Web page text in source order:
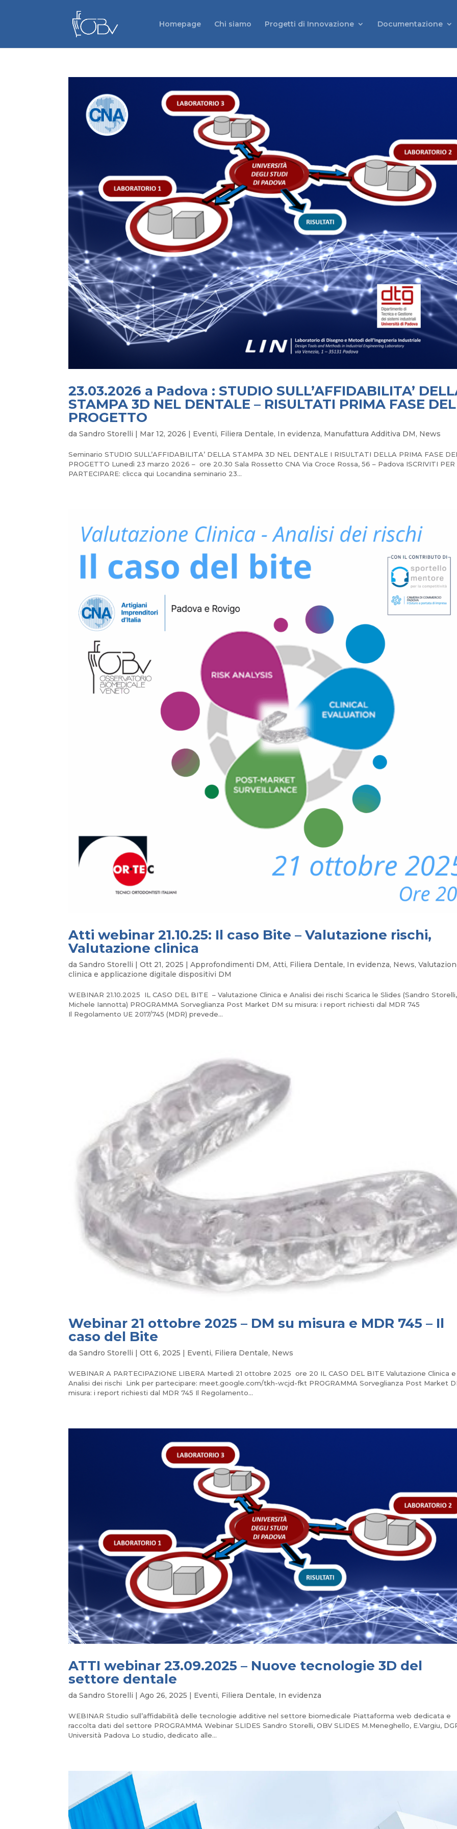
Homepage Chi siamo Progetti di Innovazione Documentazione
23.03.2026 a Padova : STUDIO SULL’AFFIDABILITA’
STAMPA 3D NEL DENTALE – RISULTATI PRIMA FASE DEL
PROGETTO
daSandro Storelli | Mar 12, 2026 | Eventi, Filiera Dentale, In evidenza, Manufattura Additiva DM, News
Seminario STUDIO SULL’AFFIDABILITA’ DELLA STAMPA 3D NEL DENTALE I RISULTATI DELLA PRIMA FASE
PROGETTO Lunedì 23 marzo 2026 – ore 20.30 Sala Rossetto CNA Via Croce Rossa, 56 – Padova ISCRIVITI PER
PARTECIPARE: clicca qui Locandina seminario 23...
Atti webinar 21.10.25: Il caso Bite – Valutazione rischi,
Valutazione clinica
daSandro Storelli |Ott 21, 2025 |Approfondimenti DM,Atti, Filiera Dentale, In evidenza, News,
clinica e applicazione digitale dispositivi DM
WEBINAR 21.10.2025 IL CASO DEL BITE – Valutazione Clinica e Analisi dei rischi Scarica le Slides (Sandro Storelli,
Michele Iannotta) PROGRAMMA Sorveglianza Post Market DM su misura: i report richiesti dal MDR 745
Il Regolamento UE 2017/745 (MDR) prevede...
Webinar 21 ottobre 2025 – DM su misura e MDR 745 – Il
caso del Bite
daSandro Storelli |Ott 6, 2025 | Eventi, Filiera Dentale, News
WEBINAR A PARTECIPAZIONE LIBERA Martedì 21 ottobre 2025 ore 20 IL CASO DEL BITE Valutazione Clinica e
Analisi dei rischi Link per partecipare: meet.google.com/tkh-wcjd-fkt PROGRAMMA Sorveglianza Post Market
misura: i report richiesti dal MDR 745 Il Regolamento...
ATTI webinar 23.09.2025 – Nuove tecnologie 3D del
settore dentale
daSandro Storelli |Ago 26, 2025 Eventi, Filiera Dentale, In evidenza
WEBINAR Studio sull’affidabilità delle tecnologie additive nel settore biomedicale Piattaforma web dedicata e
raccolta dati del settore PROGRAMMA Webinar SLIDES Sandro Storelli, OBV SLIDES M.Meneghello, E.Vargiu,
Università Padova Lo studio, dedicato alle...